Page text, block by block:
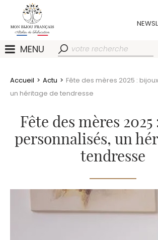
MENU
Accueil > Actu > Fête des mères 2025 :
un héritage de tendresse
Fête des mères
personnalisés, un
tendresse